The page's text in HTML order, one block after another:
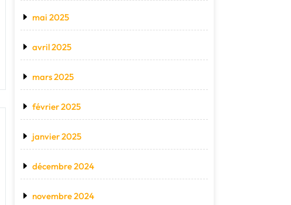
mai 2025
avril 2025
mars 2025
février 2025
janvier 2025
décembre 2024
novembre 2024